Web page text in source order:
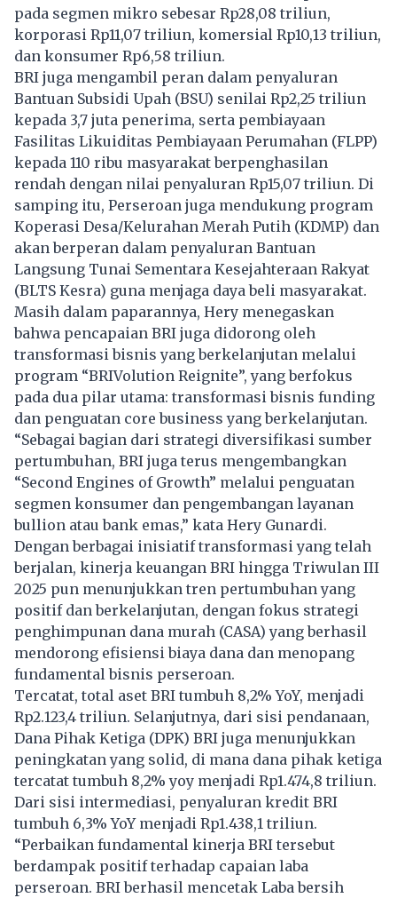
pada segmen mikro sebesar Rp28,08 triliun,
korporasi Rp11,07 triliun, komersial Rp10,13 triliun,
dan konsumer Rp6,58 triliun.
BRI juga mengambil peran dalam penyaluran
Bantuan Subsidi Upah (BSU) senilai Rp2,25 triliun
kepada 3,7 juta penerima, serta pembiayaan
Fasilitas Likuiditas Pembiayaan Perumahan (FLPP)
kepada 110 ribu masyarakat berpenghasilan
rendah dengan nilai penyaluran Rp15,07 triliun. Di
samping itu, Perseroan juga mendukung program
Koperasi Desa/Kelurahan Merah Putih (KDMP) dan
akan berperan dalam penyaluran Bantuan
Langsung Tunai Sementara Kesejahteraan Rakyat
(BLTS Kesra) guna menjaga daya beli masyarakat.
Masih dalam paparannya, Hery menegaskan
bahwa pencapaian BRI juga didorong oleh
transformasi bisnis yang berkelanjutan melalui
program “BRIVolution Reignite”, yang berfokus
pada dua pilar utama: transformasi bisnis funding
dan penguatan core business yang berkelanjutan.
“Sebagai bagian dari strategi diversifikasi sumber
pertumbuhan, BRI juga terus mengembangkan
“Second Engines of Growth” melalui penguatan
segmen konsumer dan pengembangan layanan
bullion atau bank emas,” kata Hery Gunardi.
Dengan berbagai inisiatif transformasi yang telah
berjalan, kinerja keuangan BRI hingga Triwulan III
2025 pun menunjukkan tren pertumbuhan yang
positif dan berkelanjutan, dengan fokus strategi
penghimpunan dana murah (CASA) yang berhasil
mendorong efisiensi biaya dana dan menopang
fundamental bisnis perseroan.
Tercatat, total aset BRI tumbuh 8,2% YoY, menjadi
Rp2.123,4 triliun. Selanjutnya, dari sisi pendanaan,
Dana Pihak Ketiga (DPK) BRI juga menunjukkan
peningkatan yang solid, di mana dana pihak ketiga
tercatat tumbuh 8,2% yoy menjadi Rp1.474,8 triliun.
Dari sisi intermediasi, penyaluran kredit BRI
tumbuh 6,3% YoY menjadi Rp1.438,1 triliun.
“Perbaikan fundamental kinerja BRI tersebut
berdampak positif terhadap capaian laba
perseroan. BRI berhasil mencetak Laba bersih